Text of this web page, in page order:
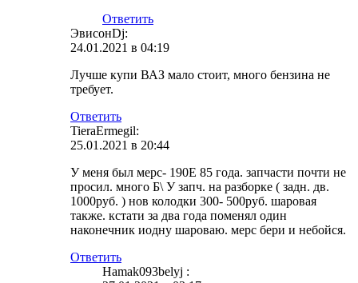
Ответить
ЭвисонDj:
24.01.2021 в 04:19
Лучше купи ВАЗ мало стоит, много бензина не
требует.
Ответить
TieraErmegil:
25.01.2021 в 20:44
У меня был мерс- 190Е 85 года. запчасти почти не
просил. много Б\ У запч. на разборке ( задн. дв.
1000руб. ) нов колодки 300- 500руб. шаровая
также. кстати за два года поменял один
наконечник иодну шароваю. мерс бери и небойся.
Ответить
Hamak093belyj :